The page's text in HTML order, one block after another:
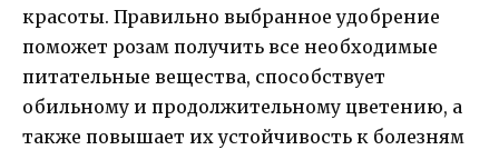
красоты. Правильно выбранное удобрение
поможет розам получить все необходимые
питательные вещества, способствует
обильному и продолжительному цветению, а
также повышает их устойчивость к болезням